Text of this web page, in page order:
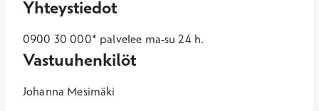
Yhteystiedot
0900 30 000* palvelee ma-su 24 h.
Vastuuhenkilöt
Johanna Mesimäki